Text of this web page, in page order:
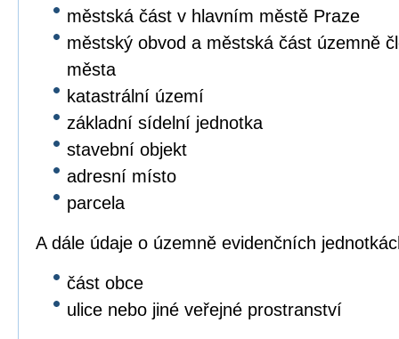
městská část v hlavním městě Praze
městský obvod a městská část územně
města
katastrální území
základní sídelní jednotka
stavební objekt
adresní místo
parcela
A dále údaje o územně evidenčních
část obce
ulice nebo jiné veřejné prostranství